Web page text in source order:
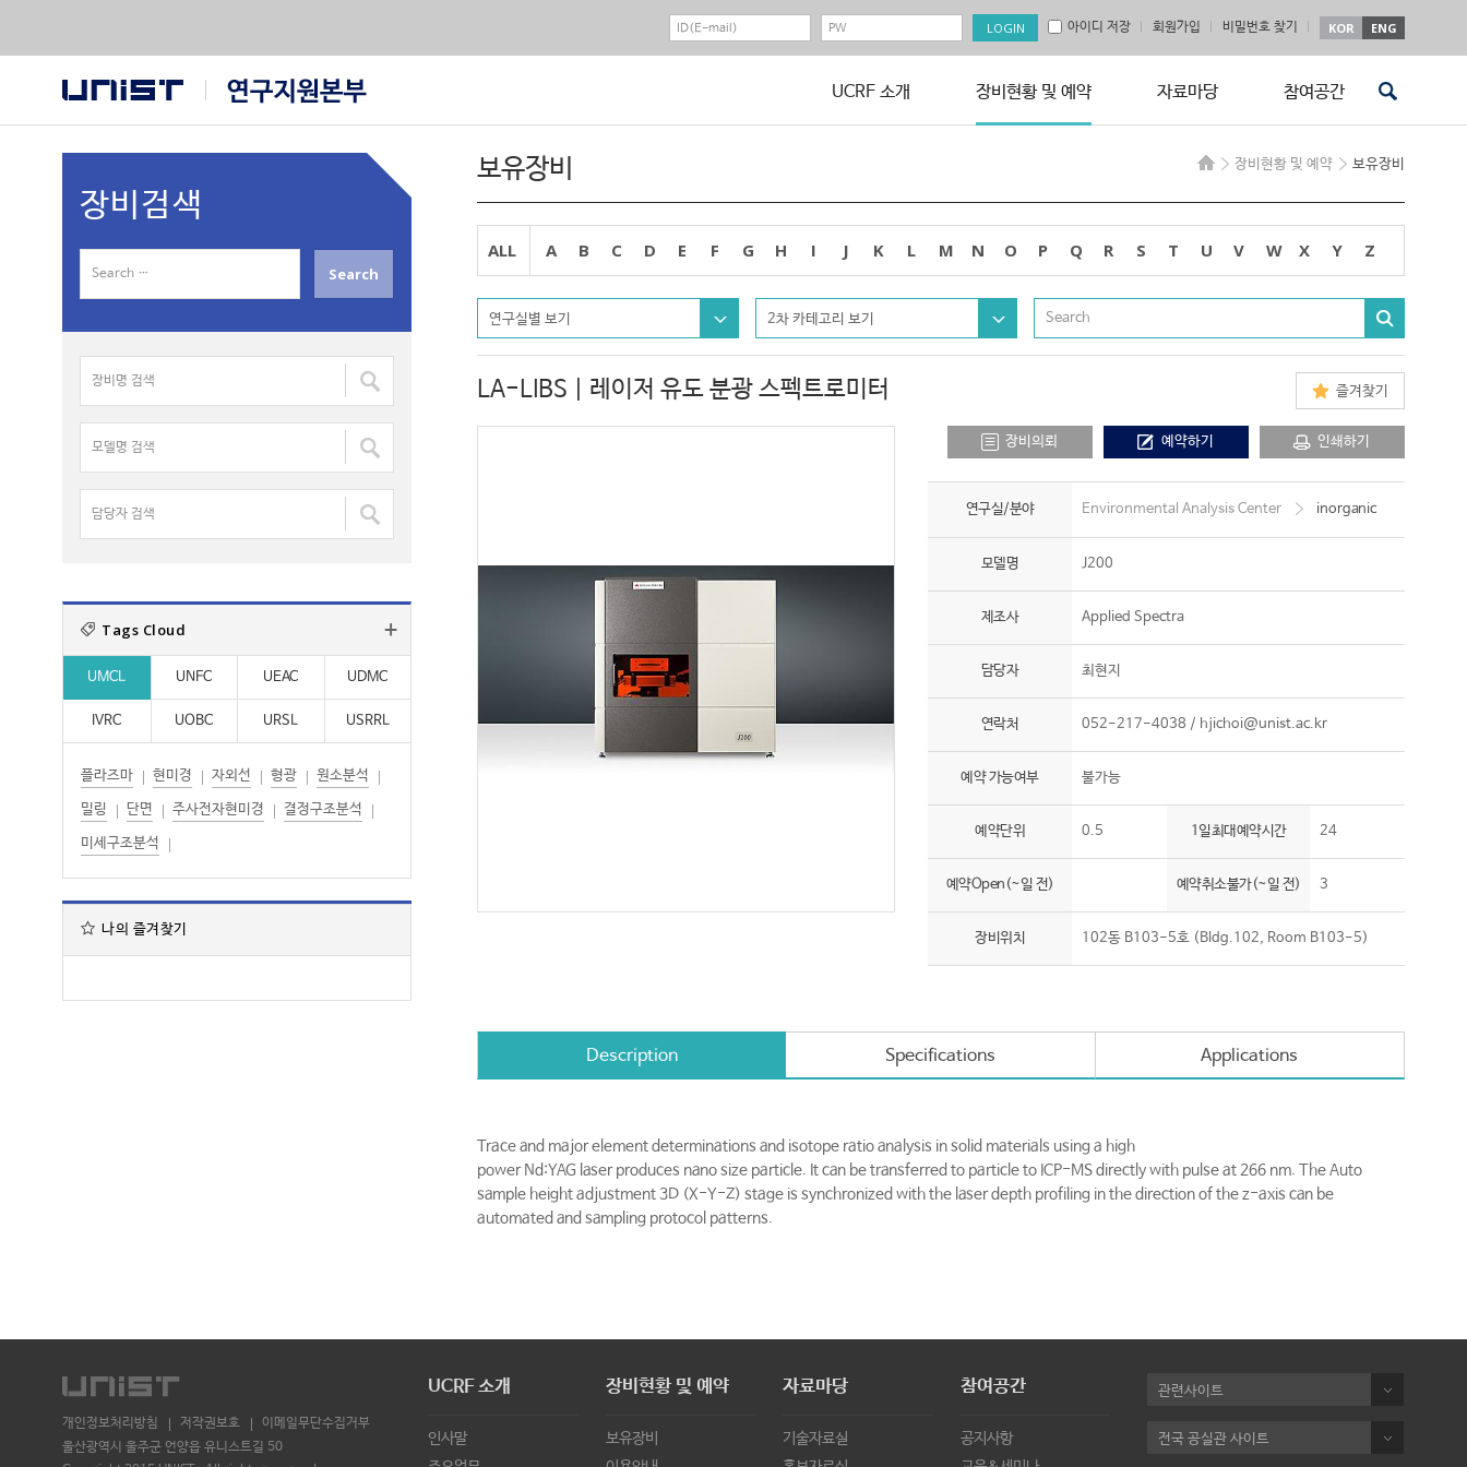
아이디 저장 회원가입 비밀번호 찾기 KOR ENG
UCRF 소개 장비현황 및 예약 자료마당 참여공간
장비현황 및 예약 보유장비
보유장비
ALL A B C D E F G H I J K L M N O P Q R S T U V W X Y Z
연구실별 보기 2차 카테고리 보기
LA-LIBS | 레이저 유도 분광 스펙트로미터 즐겨찾기
장비의뢰 예약하기 인쇄하기
연구실/분야 Environmental Analysis Center inorganic
모델명 J200
제조사 Applied Spectra
담당자 최현지
연락처 052-217-4038 / hjichoi@unist.ac.kr
예약 가능여부 불가능
예약단위 0.5 1일최대예약시간 24
예약Open(~일 전) 예약취소불가(~일 전) 3
장비위치 102동 B103-5호 (Bldg.102, Room B103-5)
Description Specifications Applications
Trace and major element determinations and isotope ratio analysis in solid materials using a high
power Nd:YAG laser produces nano size particle. It can be transferred to particle to ICP-MS directly with pulse at 266 nm. The Auto
sample height adjustment 3D (X-Y-Z) stage is synchronized with the laser depth profiling in the direction of the z-axis can be
automated and sampling protocol patterns.
장비검색
f
장
명
검
색
모
명
검
색
담
색
:
Tags Cloud
UMCL UNFC UEAC UDMC
IVRC UOBC URSL USRRL
플라즈마 현미경 자외선 형광 원소분석
밀링 단면 주사전자현미경 결정구조분석
미세구조분석
나의 즐겨찾기
개인정보처리방침 저작권보호
이메일무단수집거부
울산광역시 울주군 언양읍 유니스트길 50
UCRF 소개
인사말
장비현황 및 예약
보유장비
자료마당
기술자료실
참여공간
공지사항
관련사이트
전국 공실관 사이트